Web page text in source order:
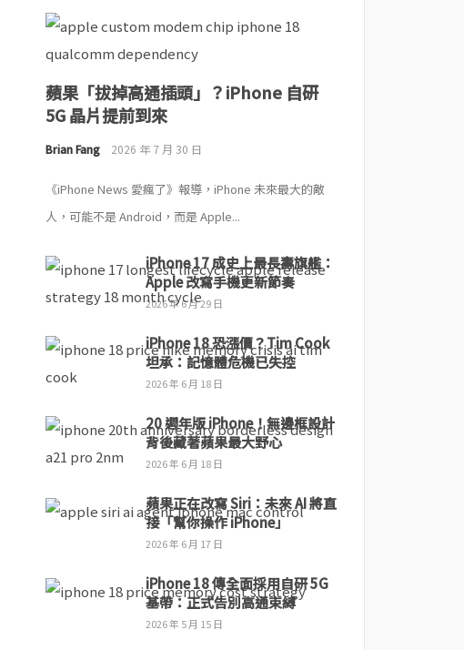
蘋果「拔掉高通插頭」？iPhone 自研
5G 晶片提前到來
Brian Fang 2026 年 7 月 30 日
《iPhone News 愛瘋了》報導，iPhone 未來最大的敵
人，可能不是 Android，而是 Apple...
iPhone 17 成史上最長壽旗艦：
Apple 改寫手機更新節奏
2026 年 6 月 29 日
iPhone 18 恐漲價？Tim Cook
坦承：記憶體危機已失控
2026 年 6 月 18 日
20 週年版 iPhone！無邊框設計
背後藏著蘋果最大野心
2026 年 6 月 18 日
蘋果正在改寫 Siri：未來 AI 將直
接「幫你操作 iPhone」
2026 年 6 月 17 日
iPhone 18 傳全面採用自研 5G
基帶：正式告別高通束縛
2026 年 5 月 15 日